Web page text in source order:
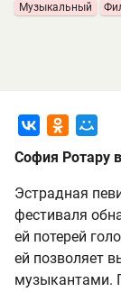
Музыкальный
София Ротару
Эстрадная
фестиваля
ей потерей
ей позволяет
музыкантами.